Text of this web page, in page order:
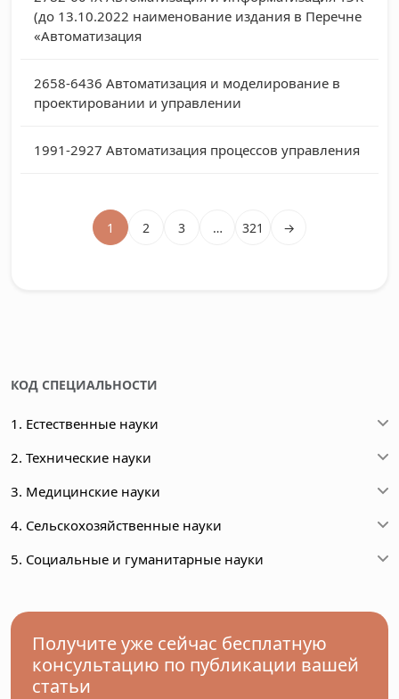
(до 13.10.2022 наименование издания в Перечне
«Автоматизация
2658-6436 Автоматизация и моделирование в
проектировании и управлении
1991-2927 Автоматизация процессов управления
1 2 3 … 321 →
КОД СПЕЦИАЛЬНОСТИ
1. Естественные науки
2. Технические науки
3. Медицинские науки
4. Сельскохозяйственные науки
5. Социальные и гуманитарные науки
Получите уже сейчас бесплатную
консультацию по публикации вашей
статьи